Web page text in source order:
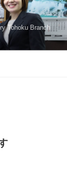
Tohoku Branch